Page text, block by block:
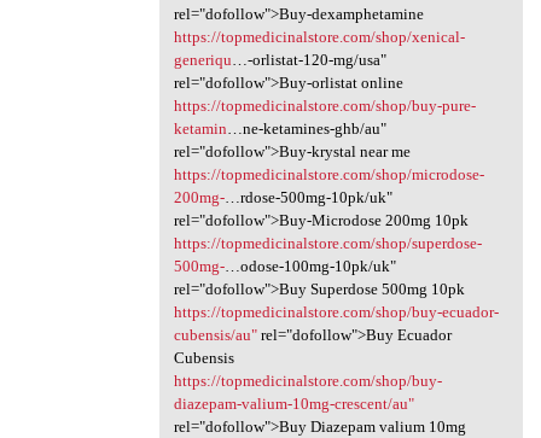
rel="dofollow">Buy-dexamphetamine
https://topmedicinalstore.com/shop/xenical-
generiqu…-orlistat-120-mg/usa"
rel="dofollow">Buy-orlistat online
https://topmedicinalstore.com/shop/buy-pure-
ketamin…ne-ketamines-ghb/au"
rel="dofollow">Buy-krystal near me
https://topmedicinalstore.com/shop/microdose-
200mg-…rdose-500mg-10pk/uk"
rel="dofollow">Buy-Microdose 200mg 10pk
https://topmedicinalstore.com/shop/superdose-
500mg-…odose-100mg-10pk/uk"
rel="dofollow">Buy Superdose 500mg 10pk
https://topmedicinalstore.com/shop/buy-ecuador-
cubensis/au"rel="dofollow">Buy Ecuador
Cubensis
https://topmedicinalstore.com/shop/buy-
diazepam-valium-10mg-crescent/au"
rel="dofollow">Buy Diazepam valium 10mg